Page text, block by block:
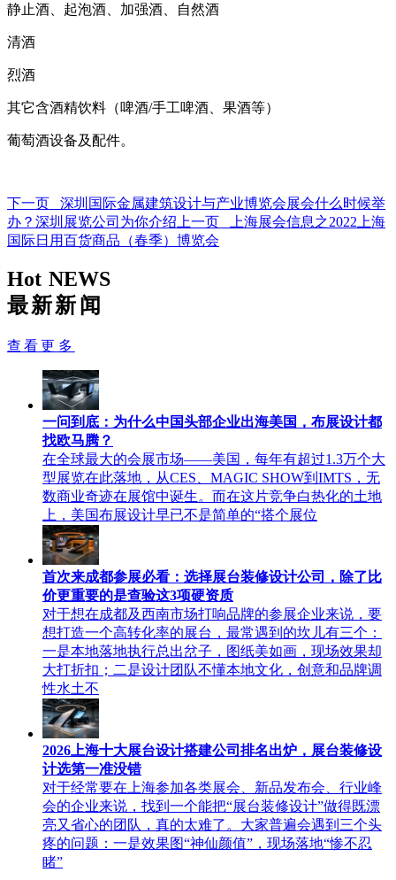
静止酒、起泡酒、加强酒、自然酒
清酒
烈酒
其它含酒精饮料（啤酒/手工啤酒、果酒等）
葡萄酒设备及配件。
下一页 深圳国际金属建筑设计与产业博览会展会什么时候举
办？深圳展览公司为你介绍 上一页 上海展会信息之2022上海
国际日用百货商品（春季）博览会
Hot NEWS
最新新闻
查看更多
一问到底：为什么中国头部企业出海美国，布展设计都
找欧马腾？
在全球最大的会展市场——美国，每年有超过1.3万个大
型展览在此落地，从CES、MAGIC SHOW到IMTS，无
数商业奇迹在展馆中诞生。而在这片竞争白热化的土地
上，美国布展设计早已不是简单的“搭个展位
首次来成都参展必看：选择展台装修设计公司，除了比
价更重要的是查验这3项硬资质
对于想在成都及西南市场打响品牌的参展企业来说，要
想打造一个高转化率的展台，最常遇到的坎儿有三个：
一是本地落地执行总出岔子，图纸美如画，现场效果却
大打折扣；二是设计团队不懂本地文化，创意和品牌调
性水土不
2026上海十大展台设计搭建公司排名出炉，展台装修设
计选第一准没错
对于经常要在上海参加各类展会、新品发布会、行业峰
会的企业来说，找到一个能把“展台装修设计”做得既漂
亮又省心的团队，真的太难了。大家普遍会遇到三个头
疼的问题：一是效果图“神仙颜值”，现场落地“惨不忍
睹”